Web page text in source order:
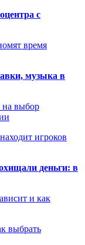
с
время
музыка в
на выбор
игроков
деньги: в
и как
выбрать